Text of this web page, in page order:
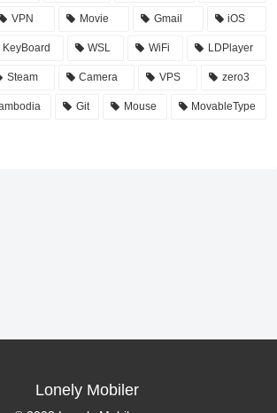
VPN Movie Gmail iOS
KeyBoard WSL WiFi LDPlayer
Steam Camera VPS zero3
Git Mouse MovableType
Lonely Mobiler